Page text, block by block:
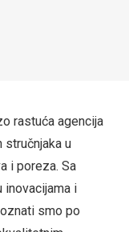
rastuća agencija
stručnjaka u
i poreza. Sa
inovacijama i
smo po